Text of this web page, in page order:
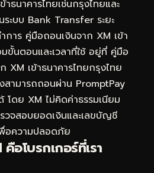
ธนาคารไทยเช่นกรุงไทยและ
ะบบ Bank Transfer ระยะ
การ คู่มือถอนเงินจาก XM เข้า
ขั้นตอนและเวลาที่ใช้ อยู่ที่ คู่มือ
XM เข้าธนาคารไทยกรุงไทย
ามารถถอนผ่าน PromptPay
ดย XM ไม่คิดค่าธรรมเนียม
วจสอบยอดเงินและเลขบัญชี
อความปลอดภัย
อโบรกเกอร์ที่เรา